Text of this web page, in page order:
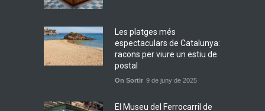
5 de juny de 2026
Les platges més
espectaculars de Catalunya:
racons per viure un estiu de
postal
On Sortir 9 de juny de 2025
El Museu del Ferrocarril de